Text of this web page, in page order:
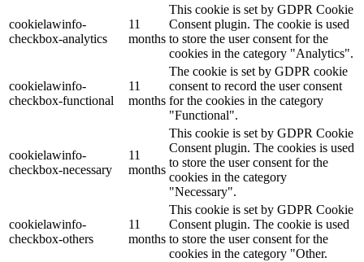
cookielawinfo-
checkbox-analytics
11
months
This cookie is set by GDPR Cookie
Consent plugin. The cookie is used
to store the user consent for the
cookies in the category "Analytics".
cookielawinfo-
checkbox-functional
11
months
The cookie is set by GDPR cookie
consent to record the user consent
for the cookies in the category
"Functional".
cookielawinfo-
checkbox-necessary
11
months
This cookie is set by GDPR Cookie
Consent plugin. The cookies is used
to store the user consent for the
cookies in the category
"Necessary".
cookielawinfo-
checkbox-others
11
months
This cookie is set by GDPR Cookie
Consent plugin. The cookie is used
to store the user consent for the
cookies in the category "Other.